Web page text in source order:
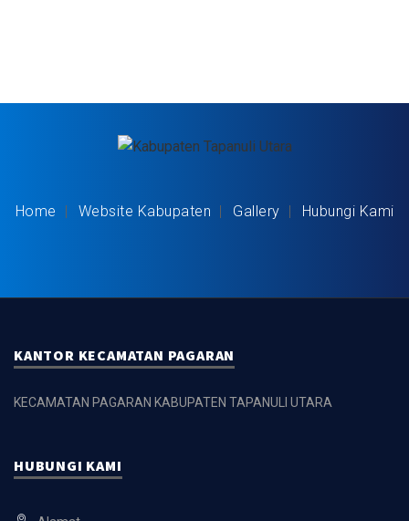
Home Website Kabupaten Gallery Hubungi Kami
KANTOR KECAMATAN PAGARAN
KECAMATAN PAGARAN KABUPATEN TAPANULI UTARA
HUBUNGI KAMI